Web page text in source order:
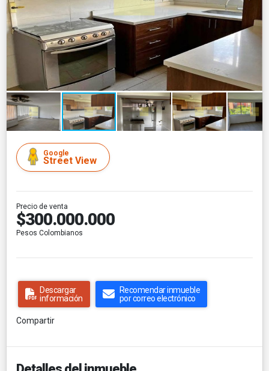
Google
Street View
Precio de venta
$300.000.000
Pesos Colombianos
Descargar
información
Recomendar inmueble
por correo electrónico
Compartir